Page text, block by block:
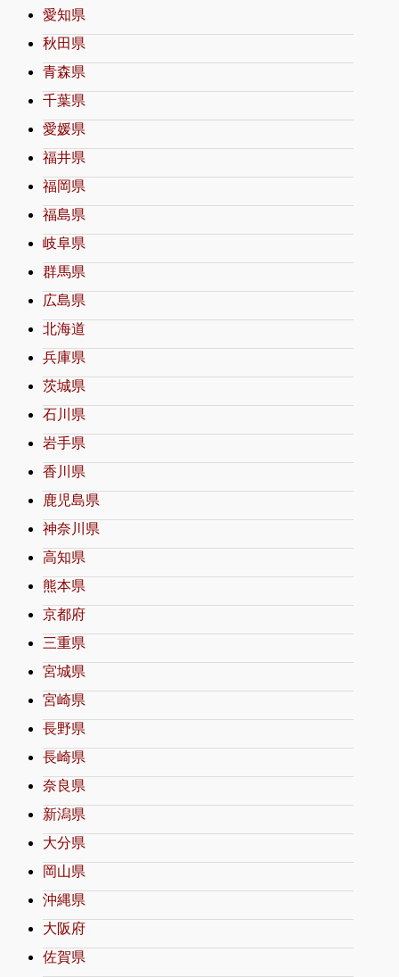
愛知県
秋田県
青森県
千葉県
愛媛県
福井県
福岡県
福島県
岐阜県
群馬県
広島県
北海道
兵庫県
茨城県
石川県
岩手県
香川県
鹿児島県
神奈川県
高知県
熊本県
京都府
三重県
宮城県
宮崎県
長野県
長崎県
奈良県
新潟県
大分県
岡山県
沖縄県
大阪府
佐賀県